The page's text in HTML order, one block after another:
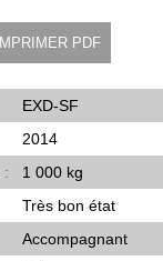
IMPRIMER PDF
EXD-SF
2014
1 000 kg
Très bon état
Accompagnant